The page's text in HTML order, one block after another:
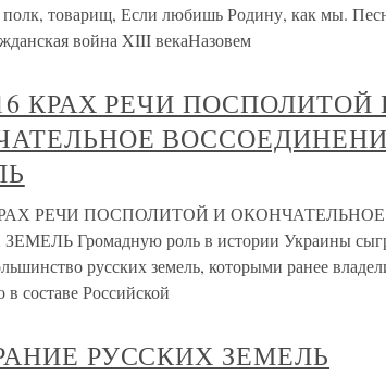
товарищ, Если любишь Родину, как мы.
война XIII векаНазовем
16 КРАХ РЕЧИ ПОСПОЛИТОЙ
КРАХ РЕЧИ ПОСПОЛИТОЙ И
Громадную роль в истории Украины
русских земель, которыми ранее
в составе Российской
РУССКИХ ЗЕМЕЛЬ